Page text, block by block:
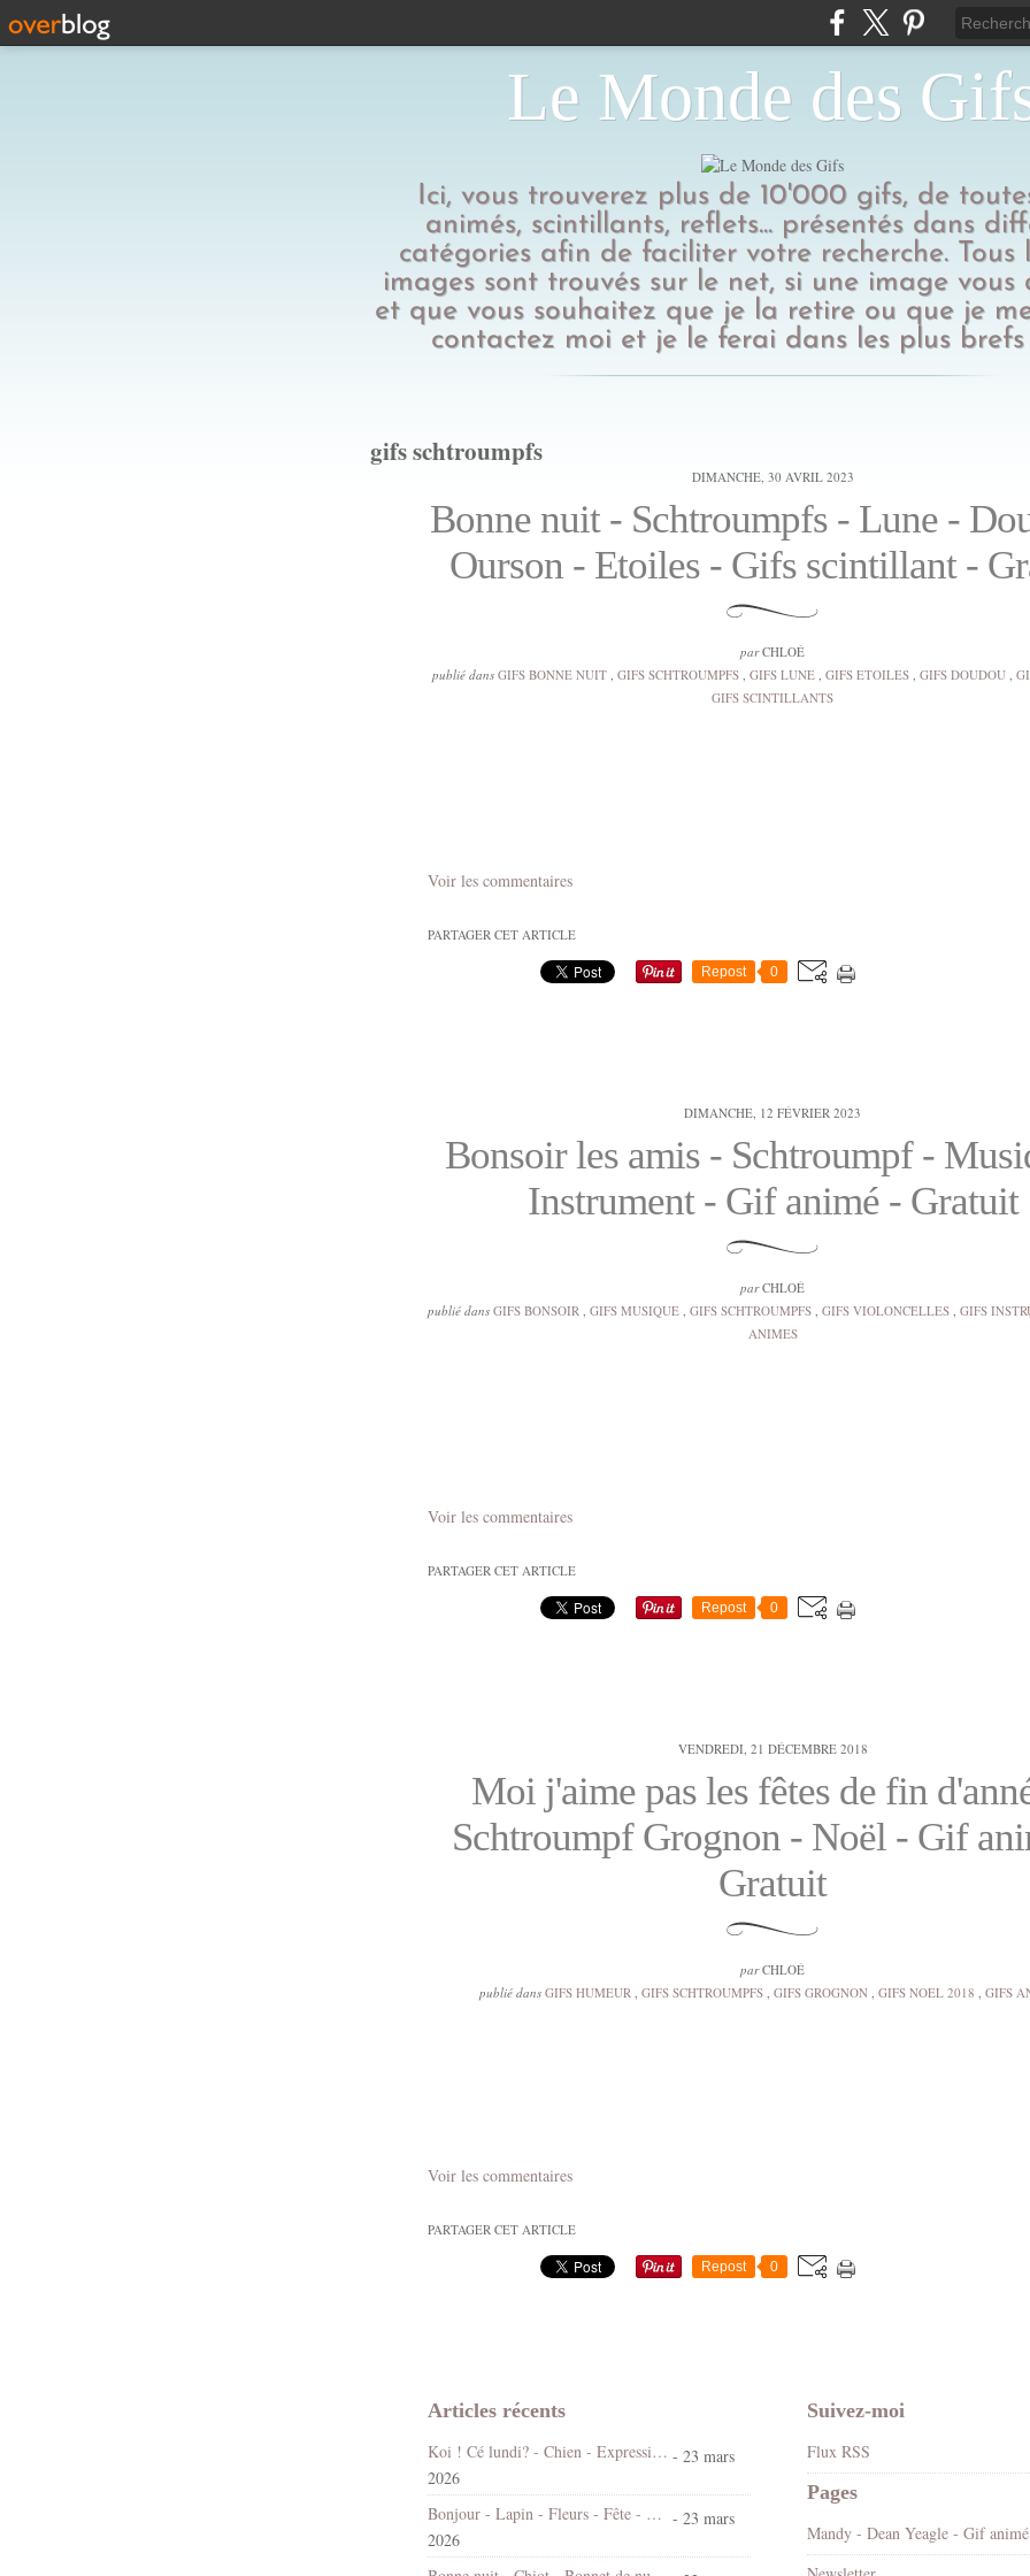
Le Monde des
Ici, vous trouverez plus de 10'000 gifs, de
animés, scintillants, reflets... présentés dans
catégories afin de faciliter votre recherche. Tous
images sont trouvés sur le net, si une image
et que vous souhaitez que je la retire ou que je
contactez moi et je le ferai dans les plus brefs
gifs schtroumpfs
DIMANCHE, 30 AVRIL 2023
Bonne nuit - Schtroumpfs - Lune -
Ourson - Etoiles - Gifs scintillant -
parCHLOÉ
publié dans GIFS BONNE NUIT , GIFS SCHTROUMPFS , GIFS LUNE , GIFS ETOILES , GIFS DOUDOU ,
GIFS SCINTILLANTS
Voir les commentaires
PARTAGER CET ARTICLE
Repost 0
DIMANCHE, 12 FÉVRIER 2023
Bonsoir les amis - Schtroumpf -
Instrument - Gif animé - Gratuit
parCHLOÉ
publié dans GIFS BONSOIR , GIFS MUSIQUE , GIFS SCHTROUMPFS , GIFS VIOLONCELLES , GIFS
ANIMES
Voir les commentaires
PARTAGER CET ARTICLE
Repost 0
VENDREDI, 21 DÉCEMBRE 2018
Moi j'aime pas les fêtes de fin
Schtroumpf Grognon - Noël - Gif
Gratuit
parCHLOÉ
publié dans GIFS HUMEUR , GIFS SCHTROUMPFS , GIFS GROGNON , GIFS NOEL 2018 , GIFS
Voir les commentaires
PARTAGER CET ARTICLE
Repost 0
Articles récents
Koi ! Cé lundi? - Chien - Expression - Gif scintillant - Gratuit - 23 mars
2026
Bonjour - Lapin - Fleurs - Fête - Pâques - Gif scintillant - Gratuit - 23 mars
2026
Suivez-moi
Flux RSS
Pages